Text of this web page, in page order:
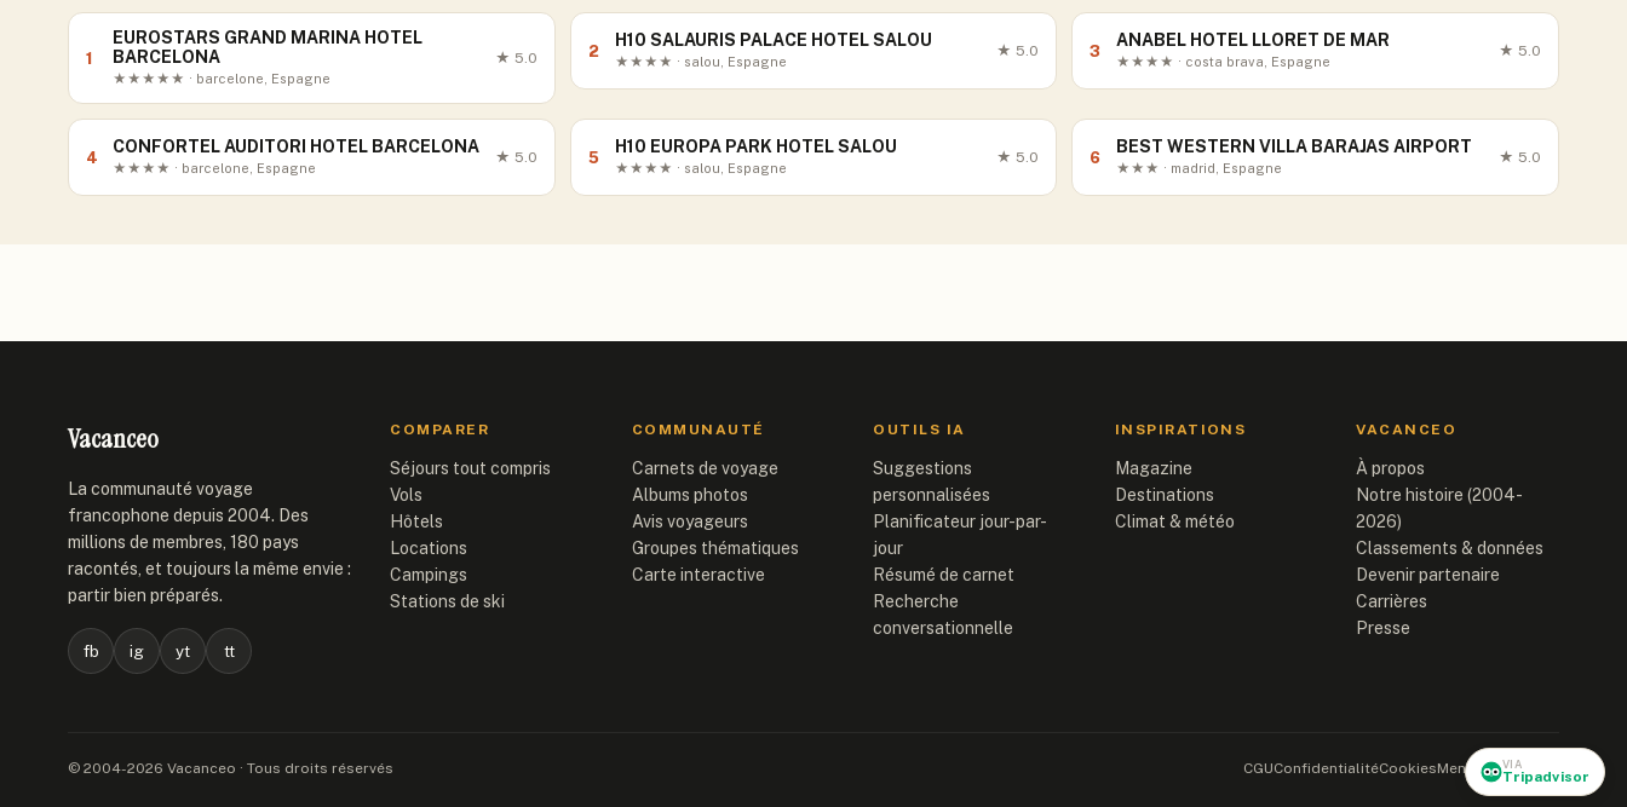
1
EUROSTARS GRAND MARINA HOTEL
BARCELONA
★★★★★ · barcelone, Espagne
★ 5.0 2
H10 SALAURIS PALACE HOTEL SALOU
★★★★ · salou, Espagne
★ 5.0 3
ANABEL HOTEL LLORET DE MAR
★★★★ · costa brava, Espagne
★ 5.0
4
CONFORTEL AUDITORI HOTEL BARCELONA
★★★★ · barcelone, Espagne
★ 5.0 5
H10 EUROPA PARK HOTEL SALOU
★★★★ · salou, Espagne
★ 5.0 6
BEST WESTERN VILLA BARAJAS AIRPORT
★★★ · madrid, Espagne
★ 5.0
VIA
Tripadvisor
Vacanceo
La communauté voyage
francophone depuis 2004. Des
millions de membres, 180 pays
racontés, et toujours la même envie :
partir bien préparés.
fb ig yt tt
COMPARER
Séjours tout compris
Vols
Hôtels
Locations
Campings
Stations de ski
COMMUNAUTÉ
Carnets de voyage
Albums photos
Avis voyageurs
Groupes thématiques
Carte interactive
OUTILS IA
Suggestions
personnalisées
Planificateur jour-par-
jour
Résumé de carnet
Recherche
conversationnelle
INSPIRATIONS
Magazine
Destinations
Climat & météo
VACANCEO
À propos
Notre histoire (2004-
2026)
Classements & données
Devenir partenaire
Carrières
Presse
© 2004-2026 Vacanceo · Tous droits réservés CGUConfidentialitéCookiesMentions légales